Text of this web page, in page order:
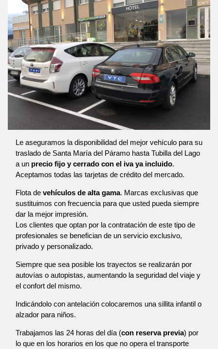
Le aseguramos la disponibilidad del mejor vehículo para su
traslado de Santa María del Páramo hasta Tubilla del Lago
a un precio fijo y cerrado con el iva ya incluido.
Aceptamos todas las tarjetas de crédito del mercado.
Flota de vehículos de alta gama. Marcas exclusivas que
sustituimos con frecuencia para que usted pueda siempre
dar la mejor impresión.
Los clientes que optan por la contratación de este tipo de
profesionales se benefician de un servicio exclusivo,
privado y personalizado.
Siempre que sea posible los trayectos se realizarán por
autovías o autopistas, aumentando la seguridad del viaje y
el confort del mismo.
Indicándolo con antelación colocaremos una sillita infantil o
alzador para niños.
Trabajamos las 24 horas del día (con reserva previa) por
lo que en los horarios en los que no opera el transporte